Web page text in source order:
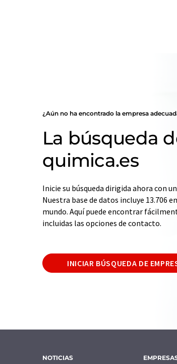
¿Aún no ha encontrado la empresa
La búsqueda
quimica.es
Inicie su búsqueda dirigida ahora con
Nuestra base de datos incluye 13.706
mundo. Aquí puede encontrar
incluidas las opciones de contacto.
INICIAR BÚSQUEDA DE
NOTICIAS